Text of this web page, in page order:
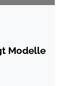
Modelle